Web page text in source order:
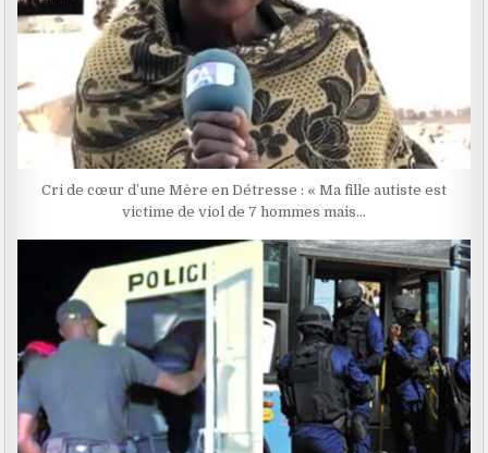
Cri de cœur d’une Mère en Détresse : « Ma fille autiste est
victime de viol de 7 hommes mais…